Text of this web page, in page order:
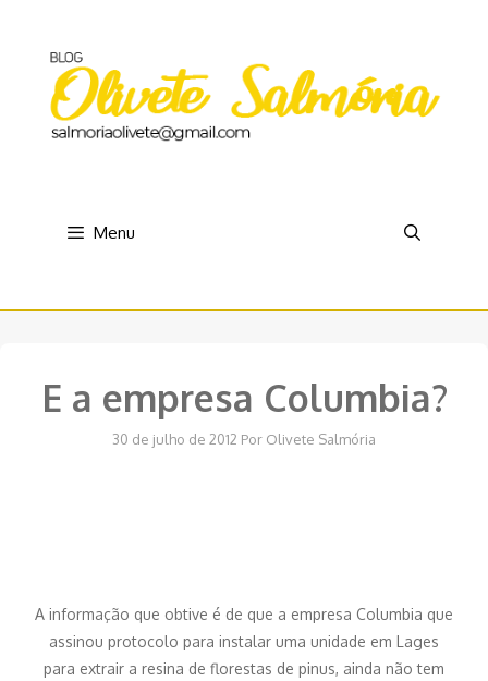
conteúdo
Menu
E a empresa Columbia?
30 de julho de 2012 Por Olivete Salmória
A informação que obtive é de que a empresa Columbia que
assinou protocolo para instalar uma unidade em Lages
para extrair a resina de florestas de pinus, ainda não tem